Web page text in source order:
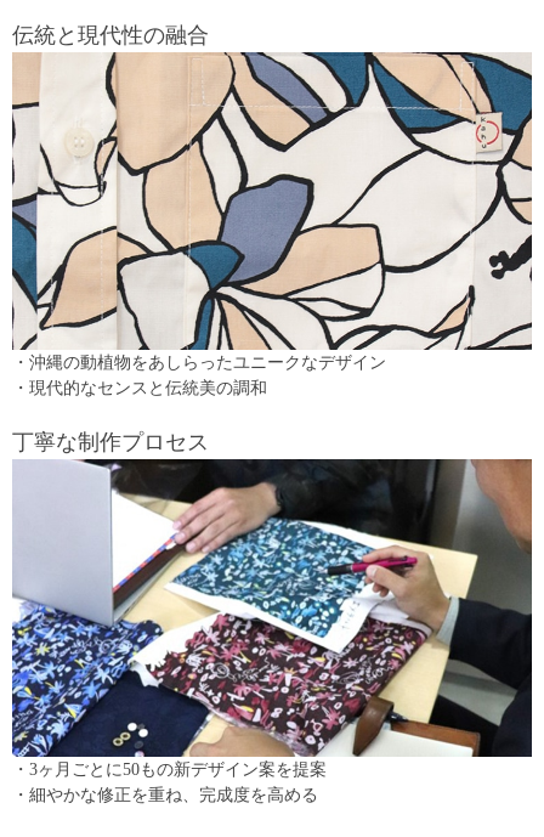
伝統と現代性の融合
・沖縄の動植物をあしらったユニークなデザイン
・現代的なセンスと伝統美の調和
丁寧な制作プロセス
・3ヶ月ごとに50もの新デザイン案を提案
・細やかな修正を重ね、完成度を高める